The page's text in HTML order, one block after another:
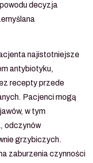
decyzja
najistotniejsze
antybiotyku,
recepty przede
Pacjenci mogą
w tym
odczynów
grzybiczych.
zaburzenia czynności